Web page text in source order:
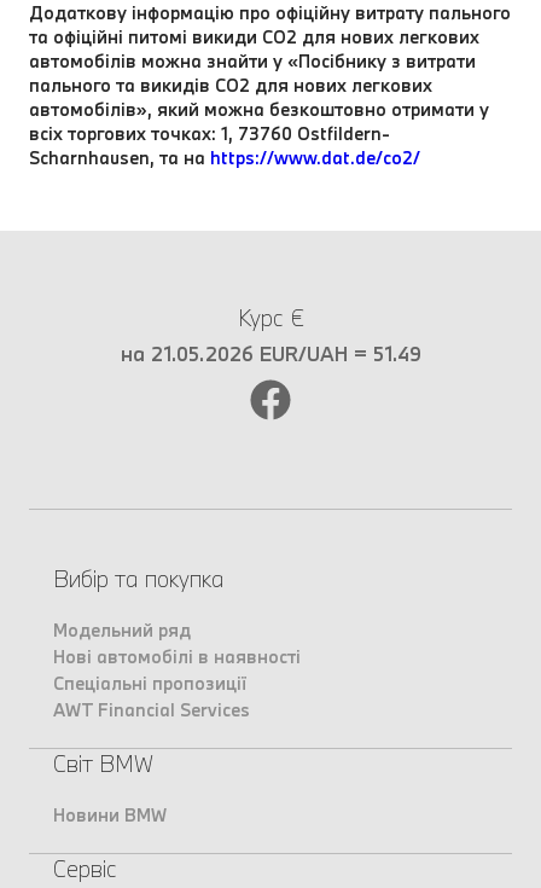
Додаткову інформацію про офіційну витрату пального
та офіційні питомі викиди CO2 для нових легкових
автомобілів можна знайти у «Посібнику з витрати
пального та викидів CO2 для нових легкових
автомобілів», який можна безкоштовно отримати у
всіх торгових точках: 1, 73760 Ostfildern-
Scharnhausen, та на https://www.dat.de/co2/
Курс €
на 21.05.2026 EUR/UAH = 51.49
Вибір та покупка
Модельний ряд
Нові автомобілі в наявності
Спеціальні пропозиції
AWT Financial Services
Світ BMW
Новини BMW
Сервіс